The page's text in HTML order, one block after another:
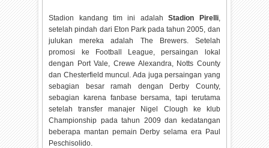
Stadion kandang tim ini adalahStadion Pirelli,
setelah pindah dari Eton Park pada tahun 2005, dan
julukan mereka adalah The Brewers. Setelah
promosi ke Football League, persaingan lokal
dengan Port Vale, Crewe Alexandra, Notts County
dan Chesterfield muncul. Ada juga persaingan yang
sebagian besar ramah dengan Derby County,
sebagian karena fanbase bersama, tapi terutama
setelah transfer manajer Nigel Clough ke klub
Championship pada tahun 2009 dan kedatangan
beberapa mantan pemain Derby selama era Paul
Peschisolido.